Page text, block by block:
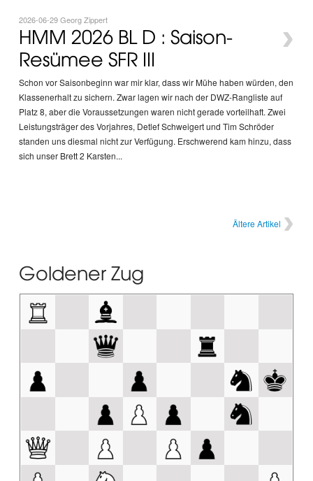
2026-06-29 Georg Zippert
HMM 2026 BL D : Saison-
Resümee SFR III
›
Schon vor Saisonbeginn war mir klar, dass wir Mühe haben würden, den
Klassenerhalt zu sichern. Zwar lagen wir nach der DWZ-Rangliste auf
Platz 8, aber die Voraussetzungen waren nicht gerade vorteilhaft. Zwei
Leistungsträger des Vorjahres, Detlef Schweigert und Tim Schröder
standen uns diesmal nicht zur Verfügung. Erschwerend kam hinzu, dass
sich unser Brett 2 Karsten...
Ältere Artikel ›
Goldener Zug